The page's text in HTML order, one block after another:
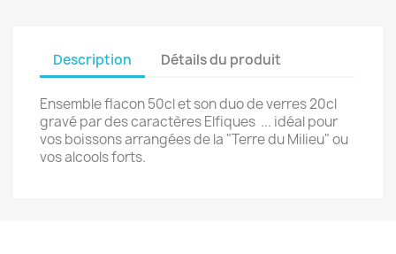
Description Détails du produit
Ensemble flacon 50cl et son duo de verres 20cl
gravé par des caractères Elfiques ... idéal pour
vos boissons arrangées de la "Terre du Milieu" ou
vos alcools forts.